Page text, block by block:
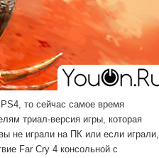
то сейчас самое время
триал-версия игры, которая
не играли на ПК или если играли,
Far Cry 4 консольной с